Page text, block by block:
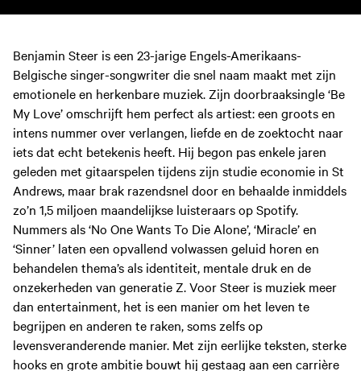
Benjamin Steer is een 23-jarige Engels-Amerikaans-
Belgische singer-songwriter die snel naam maakt met zijn
emotionele en herkenbare muziek. Zijn doorbraaksingle ‘Be
My Love’ omschrijft hem perfect als artiest: een groots en
intens nummer over verlangen, liefde en de zoektocht naar
iets dat echt betekenis heeft. Hij begon pas enkele jaren
geleden met gitaarspelen tijdens zijn studie economie in St
Andrews, maar brak razendsnel door en behaalde inmiddels
zo’n 1,5 miljoen maandelijkse luisteraars op Spotify.
Nummers als ‘No One Wants To Die Alone’, ‘Miracle’ en
‘Sinner’ laten een opvallend volwassen geluid horen en
behandelen thema’s als identiteit, mentale druk en de
onzekerheden van generatie Z. Voor Steer is muziek meer
dan entertainment, het is een manier om het leven te
begrijpen en anderen te raken, soms zelfs op
levensveranderende manier. Met zijn eerlijke teksten, sterke
hooks en grote ambitie bouwt hij gestaag aan een carrière